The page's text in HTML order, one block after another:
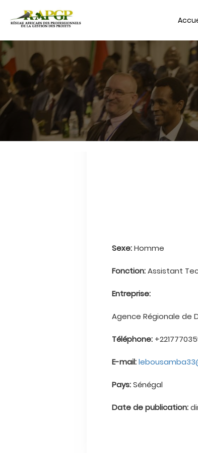
contenu
Sexe:Homme
Fonction:Assistant
Entreprise:
Agence Régionale de
Téléphone:
E-mail:
Pays:Sénégal
Date de publication: